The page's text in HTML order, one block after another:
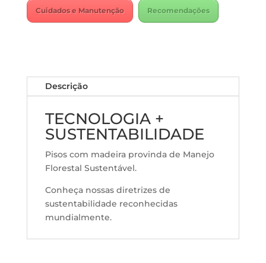
Cuidados e Manutenção Recomendações
Descrição
TECNOLOGIA +
SUSTENTABILIDADE
Pisos com madeira provinda de Manejo
Florestal Sustentável.
Conheça nossas diretrizes de
sustentabilidade reconhecidas
mundialmente.